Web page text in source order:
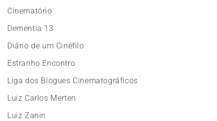
Cinematório
Dementia 13
Diário de um Cinéfilo
Estranho Encontro
Liga dos Blogues Cinematográficos
Luiz Carlos Merten
Luiz Zanin